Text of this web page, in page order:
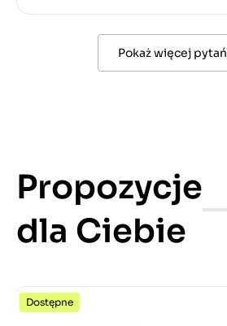
Pokaż więcej pytań
Propozycje
dla Ciebie
Dostępne